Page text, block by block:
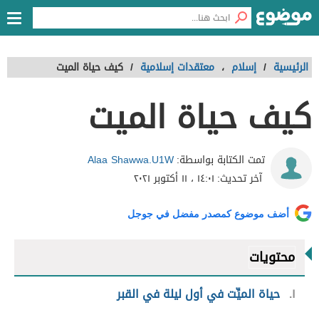
الرئيسية / إسلام ، معتقدات إسلامية / كيف حياة الميت
كيف حياة الميت
تمت الكتابة بواسطة:Alaa Shawwa.U1W
آخر تحديث: ١٤:٠١ ، ١١ أكتوبر ٢٠٢١
أضف موضوع كمصدر مفضل في جوجل
محتويات
١ حياة الميِّت في أول ليلة في القبر